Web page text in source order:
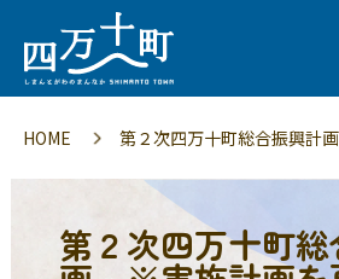
HOME 第２次四万十町総合振興
第２次四万十町